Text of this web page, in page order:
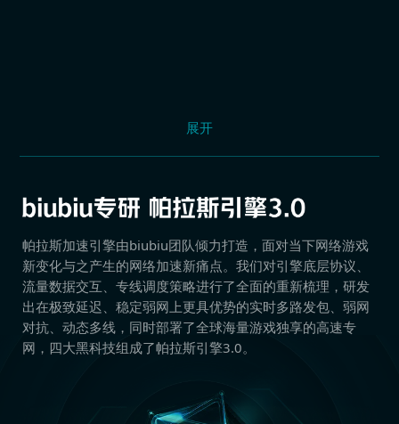
展开
帕拉斯加速引擎由biubiu团队倾力打造，面对当下网络游戏
新变化与之产生的网络加速新痛点。我们对引擎底层协议、
流量数据交互、专线调度策略进行了全面的重新梳理，研发
出在极致延迟、稳定弱网上更具优势的实时多路发包、弱网
对抗、动态多线，同时部署了全球海量游戏独享的高速专
网，四大黑科技组成了帕拉斯引擎3.0。